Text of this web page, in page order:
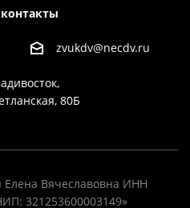
zvukdv@necdv.ru
80Б
Вячеславовна ИНН
321253600003149»